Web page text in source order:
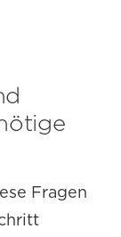
Fragen